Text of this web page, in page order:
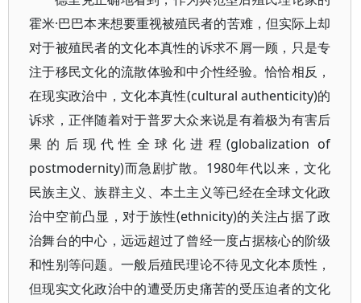
霍米·巴巴本来想要重视被殖民者的苦难，但实际上却
对于被殖民者的文化本真性的诉求不屑一顾，只是专
注于移民文化的流散体验和中介性经验。恰恰相反，
在现实政治中，文化本真性(cultural authenticity)的
诉求，正伴随着对于普罗大众来说是有着极为有害后
果的后现代性全球化进程(globalization of
postmodernity)而急剧扩散。1980年代以来，文化
民族主义、族群主义、本土主义等已经在全球文化政
治中空前凸显，对于族性(ethnicity)的关注占据了政
治舞台的中心，远远超过了曾经一度占据核心的阶级
和性别等问题。一般后殖民理论不待见文化本质性，
但现实文化政治中的遭受历史痛苦的受压迫者的文化